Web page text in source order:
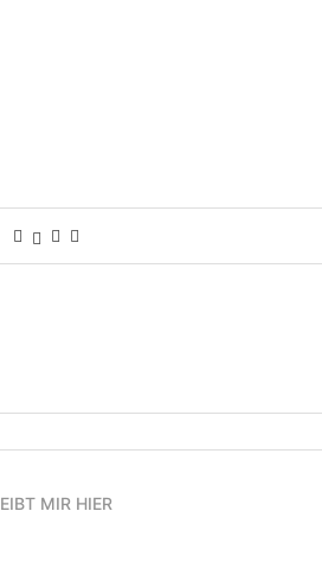
MIR HIER